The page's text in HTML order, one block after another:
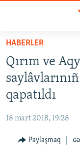
Esas
qaytmaq
Baş
navigatsiyağa
qaytmaq
Qıdıruvğa
SİYASET
İQTİSADİYAT
MEDENİYET
İNSAN AQLARI
HABERLER
Qırım ve
qapatıldı
18 mart 2018, 19:28
Paylaşmaq